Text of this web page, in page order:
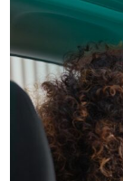
Segurança